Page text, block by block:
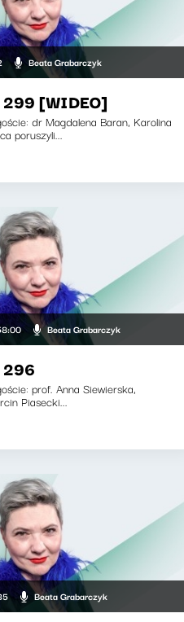
Beata Grabarczyk
[WIDEO]
dr Magdalena Baran, Karolina
poruszyli...
Beata Grabarczyk
296
prof. Anna Siewierska,
Piasecki...
Beata Grabarczyk